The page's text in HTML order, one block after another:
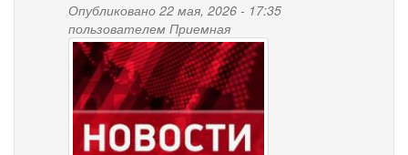
Опубликовано 22 мая, 2026 - 17:35
пользователем Приемная
news-
palana.jpg